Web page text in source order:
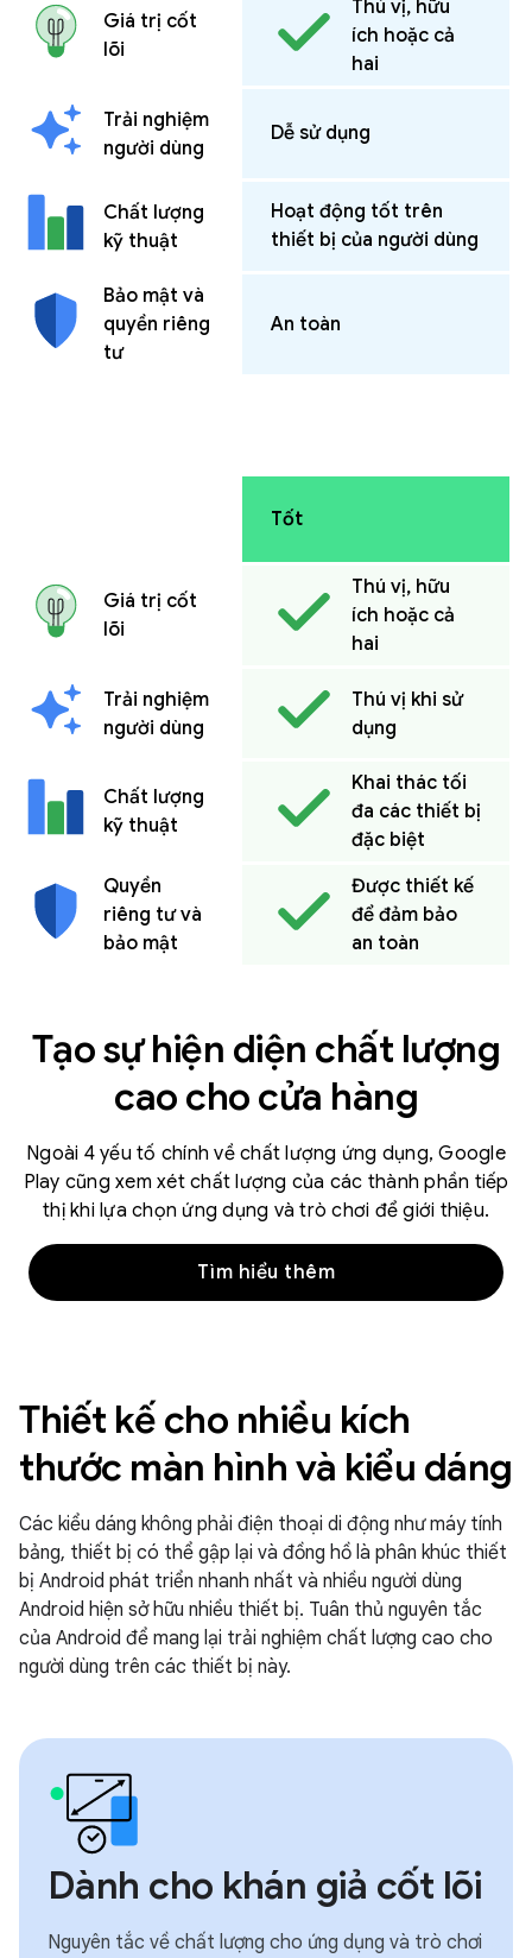
Giá trị cốt
lõi
Thú vị, hữu
ích hoặc cả
hai
Trải nghiệm
người dùng
Dễ sử dụng
Chất lượng
kỹ thuật
Hoạt động tốt trên
thiết bị của người dùng
Bảo mật và
quyền riêng
tư
An toàn
Tốt
Giá trị cốt
lõi
Thú vị, hữu
ích hoặc cả
hai
Trải nghiệm
người dùng
Thú vị khi sử
dụng
Chất lượng
kỹ thuật
Khai thác tối
đa các thiết bị
đặc biệt
Quyền
riêng tư và
bảo mật
Được thiết kế
để đảm bảo
an toàn
Tạo sự hiện diện chất lượng
cao cho cửa hàng
Ngoài 4 yếu tố chính về chất lượng ứng dụng, Google
Play cũng xem xét chất lượng của các thành phần tiếp
thị khi lựa chọn ứng dụng và trò chơi để giới thiệu.
Tìm hiểu thêm
Thiết kế cho nhiều kích
thước màn hình và kiểu dáng
Các kiểu dáng không phải điện thoại di động như máy tính
bảng, thiết bị có thể gập lại và đồng hồ là phân khúc thiết
bị Android phát triển nhanh nhất và nhiều người dùng
Android hiện sở hữu nhiều thiết bị. Tuân thủ nguyên tắc
của Android để mang lại trải nghiệm chất lượng cao cho
người dùng trên các thiết bị này.
Dành cho khán giả cốt lõi
Nguyên tắc về chất lượng cho ứng dụng và trò chơi